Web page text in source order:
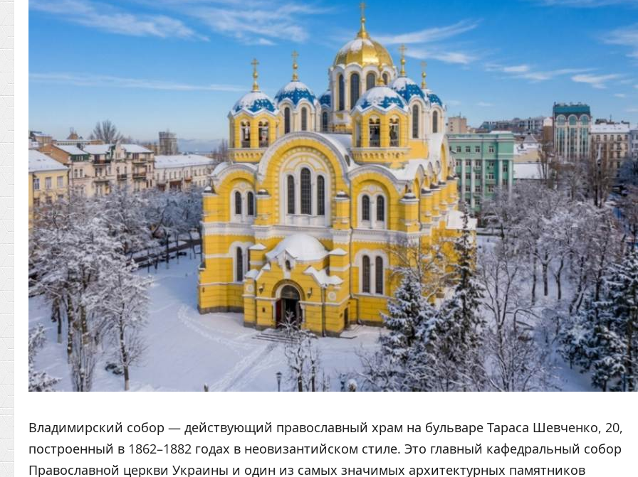
Владимирский собор — действующий православный храм на бульваре Тараса Шевченко, 20,
построенный в 1862–1882 годах в неовизантийском стиле. Это главный кафедральный собор
Православной церкви Украины и один из самых значимых архитектурных памятников